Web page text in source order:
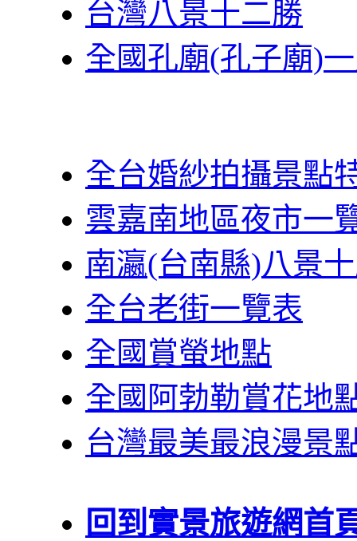
台灣八景十二勝
全國孔廟(孔子廟)
全台婚紗拍攝景點
雲嘉南地區夜市一
南瀛(台南縣)八景
全台老街一覽表
全國賞螢地點
全國阿勃勒賞花地
台灣最美最浪漫景
回到實景旅遊網首